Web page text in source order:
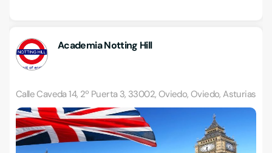
Academia Notting Hill
Calle Caveda 14, 2º Puerta 3, 33002, Oviedo, Oviedo, Asturias